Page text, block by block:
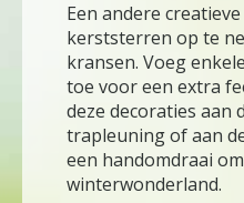
Een andere
kerststerren op te
kransen. Voeg
toe voor een extra
deze decoraties aan
trapleuning of aan
een handomdraai
winterwonderland.